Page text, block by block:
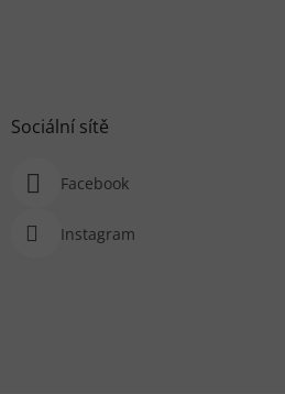
Sociální sítě
Facebook
Instagram